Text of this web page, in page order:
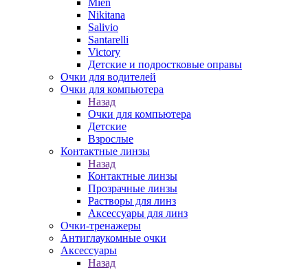
Mien
Nikitana
Salivio
Santarelli
Victory
Детские и подростковые оправы
Очки для водителей
Очки для компьютера
Назад
Очки для компьютера
Детские
Взрослые
Контактные линзы
Назад
Контактные линзы
Прозрачные линзы
Растворы для линз
Аксессуары для линз
Очки-тренажеры
Антиглаукомные очки
Аксессуары
Назад